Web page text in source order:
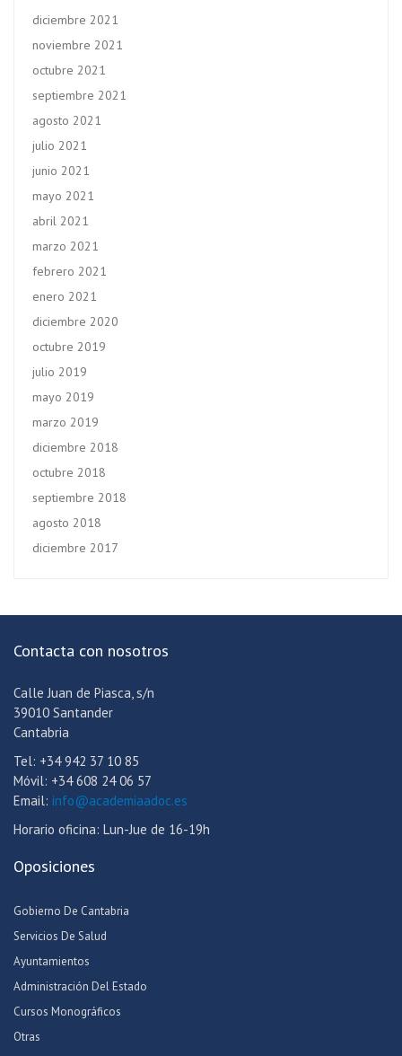
diciembre 2021
noviembre 2021
octubre 2021
septiembre 2021
agosto 2021
julio 2021
junio 2021
mayo 2021
abril 2021
marzo 2021
febrero 2021
enero 2021
diciembre 2020
octubre 2019
julio 2019
mayo 2019
marzo 2019
diciembre 2018
octubre 2018
septiembre 2018
agosto 2018
diciembre 2017
Contacta con nosotros
Calle Juan de Piasca, s/n
39010 Santander
Cantabria
Tel: +34 942 37 10 85
Móvil: +34 608 24 06 57
Email: info@academiaadoc.es
Horario oficina: Lun-Jue de 16-19h
Oposiciones
Gobierno De Cantabria
Servicios De Salud
Ayuntamientos
Administración Del Estado
Cursos Monográficos
Otras